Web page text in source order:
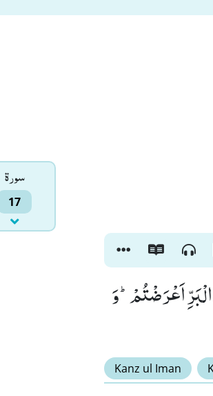
سورۃ
17
الْبَرِّ اَعْرَضْتُمْؕ-وَ
Kanz ul Iman